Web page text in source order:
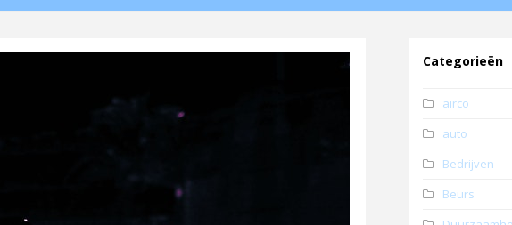
Categorieën
airco
auto
Bedrijven
Beurs